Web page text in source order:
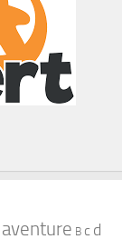
aventure B c d